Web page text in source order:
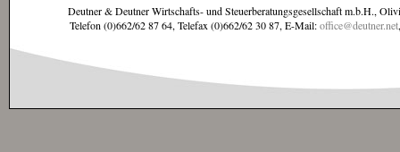
Deutner & Deutner Wirtschafts- und Steuerberatungsgesellschaft m.b.H.,
Telefon (0)662/62 87 64, Telefax (0)662/62 30 87, E-Mail:office@deutner.net